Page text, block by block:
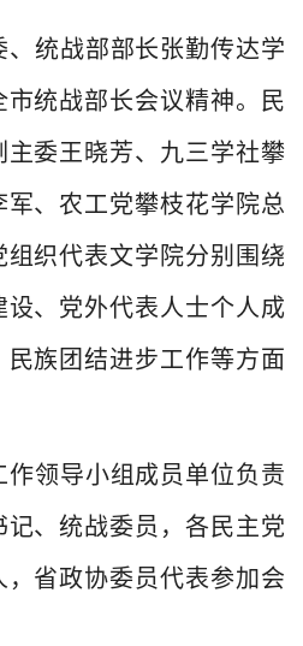
、统战部部长张勤传达学
统战部长会议精神。民
委王晓芳、九三学社攀
、农工党攀枝花学院总
组织代表文学院分别围绕
、党外代表人士个人成
族团结进步工作等方面
作领导小组成员单位负责
、统战委员，各民主党
省政协委员代表参加会